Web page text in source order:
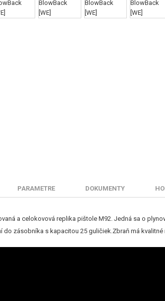
PARAMETRE DOKUMENTY
a celokovová replika pištole M92. Jedná sa o
do zásobníka s kapacitou 25 guličiek.Zbraň má kvalitné